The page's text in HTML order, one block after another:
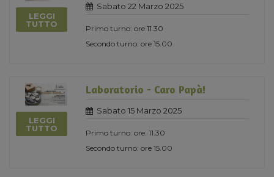
LEGGI
TUTTO
Sabato 22 Marzo 2025
Primo turno: ore 11.30
Secondo turno: ore 15.00
LEGGI
TUTTO
Laboratorio - Caro Papà!
Sabato 15 Marzo 2025
Primo turno: ore. 11.30
Secondo turno: ore 15.00